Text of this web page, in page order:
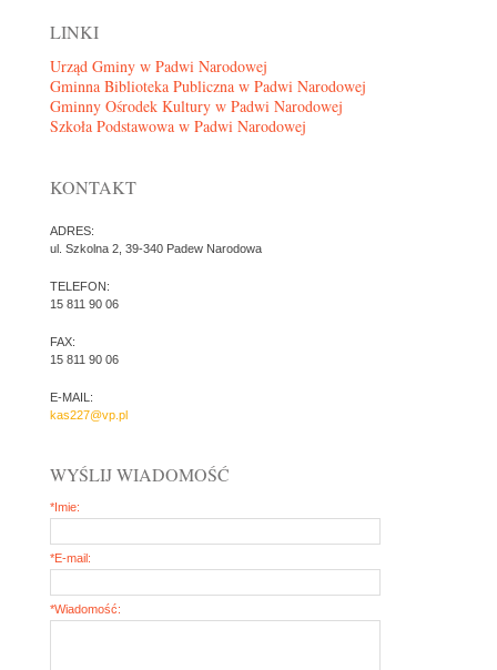
LINKI
Urząd Gminy w Padwi Narodowej
Gminna Biblioteka Publiczna w Padwi Narodowej
Gminny Ośrodek Kultury w Padwi Narodowej
Szkoła Podstawowa w Padwi Narodowej
KONTAKT
ADRES:
ul. Szkolna 2, 39-340 Padew Narodowa
TELEFON:
15 811 90 06
FAX:
15 811 90 06
E-MAIL:
kas227@vp.pl
WYŚLIJ WIADOMOŚĆ
*Imie:
*E-mail:
*Wiadomość: